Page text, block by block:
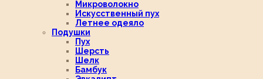
Микроволокно
Искусственный пух
Летнее одеяло
Подушки
Пух
Шерсть
Шелк
Бамбук